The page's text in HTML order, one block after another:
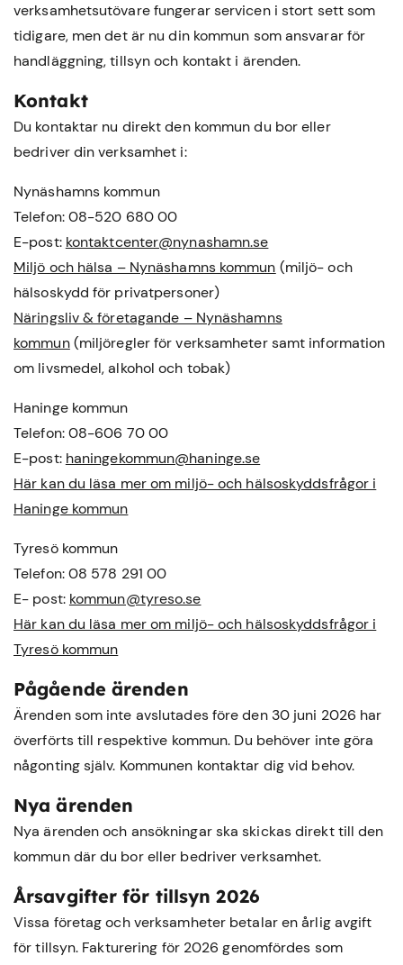
verksamhetsutövare fungerar servicen i stort sett som
tidigare, men det är nu din kommun som ansvarar för
handläggning, tillsyn och kontakt i ärenden.
Kontakt
Du kontaktar nu direkt den kommun du bor eller
bedriver din verksamhet i:
Nynäshamns kommun
Telefon: 08-520 680 00
E-post: kontaktcenter@nynashamn.se
Miljö och hälsa – Nynäshamns kommun (miljö- och
hälsoskydd för privatpersoner)
Näringsliv & företagande – Nynäshamns
kommun(miljöregler för verksamheter samt information
om livsmedel, alkohol och tobak)
Haninge kommun
Telefon: 08-606 70 00
E-post: haningekommun@haninge.se
Här kan du läsa mer om miljö- och hälsoskyddsfrågor i
Haninge kommun
Tyresö kommun
Telefon: 08 578 291 00
E- post: kommun@tyreso.se
Här kan du läsa mer om miljö- och hälsoskyddsfrågor i
Tyresö kommun
Pågående ärenden
Ärenden som inte avslutades före den 30 juni 2026 har
överförts till respektive kommun. Du behöver inte göra
någonting själv. Kommunen kontaktar dig vid behov.
Nya ärenden
Nya ärenden och ansökningar ska skickas direkt till den
kommun där du bor eller bedriver verksamhet.
Årsavgifter för tillsyn 2026
Vissa företag och verksamheter betalar en årlig avgift
för tillsyn. Fakturering för 2026 genomfördes som